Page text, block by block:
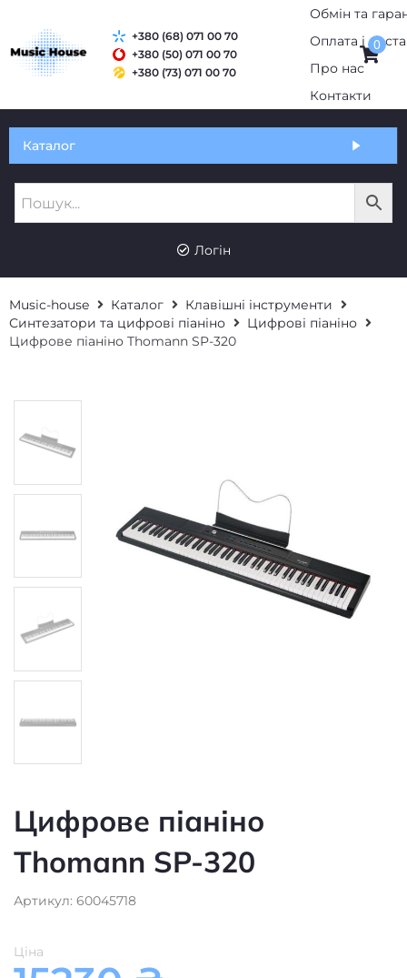
Обмін та
Оплата і
Про нас
Контакти
+380 (68) 071 00 70
+380 (50) 071 00 70
+380 (73) 071 00 70
0
Каталог
Логін
Music-house Каталог
Клавішні інструменти
Синтезатори та цифрові піаніно
Цифрові піаніно
Цифрове піаніно Thomann SP-320
Цифрове піаніно
Thomann SP-320
Артикул: 60045718
Ціна